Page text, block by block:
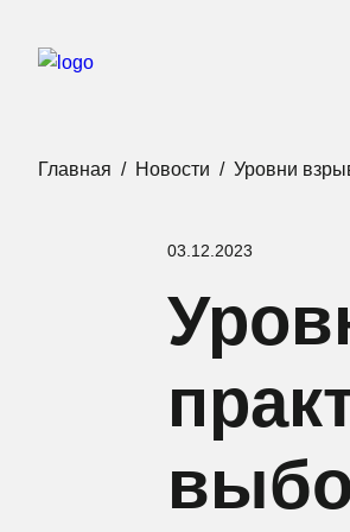
Главная Новости Уровни
03.12.2023